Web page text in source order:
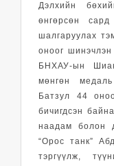
Дэлхийн
өнгөрсөн
шалгаруулах
оноог шинэчлэн
БНХАУ-ын
мөнгөн
Батзул 44
бичигдсэн
наадам болон
“Орос танк”
тэргүүлж,